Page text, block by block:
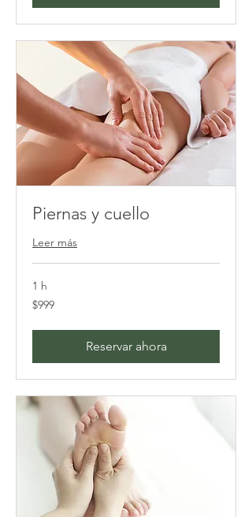
Piernas y cuello
Leer más
1 h
999
pesos
$999
Reservar ahora